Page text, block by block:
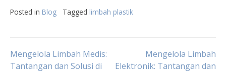
Posted in Blog Tagged limbah plastik
Post
Mengelola Limbah Medis:
Tantangan dan Solusi di
Mengelola Limbah
Elektronik: Tantangan dan